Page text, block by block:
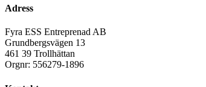
Adress
Fyra ESS Entreprenad AB
Grundbergsvägen 13
461 39 Trollhättan
Orgnr: 556279-1896